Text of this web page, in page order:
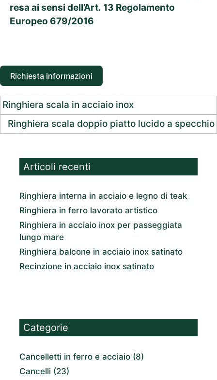
resa ai sensi dell’Art. 13 Regolamento
Europeo 679/2016
Richiesta informazioni
Ringhiera scala in acciaio inox
Ringhiera scala doppio piatto lucido a specchio
Articoli recenti
Ringhiera interna in acciaio e legno di teak
Ringhiera in ferro lavorato artistico
Ringhiera in acciaio inox per passeggiata
lungo mare
Ringhiera balcone in acciaio inox satinato
Recinzione in acciaio inox satinato
Categorie
Cancelletti in ferro e acciaio (8)
Cancelli (23)